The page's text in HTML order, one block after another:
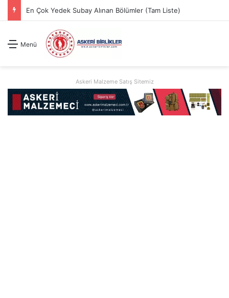
En Çok Yedek Subay Alınan Bölümler (Tam Liste)
Menü
Askeri Malzeme Satış Sitemiz